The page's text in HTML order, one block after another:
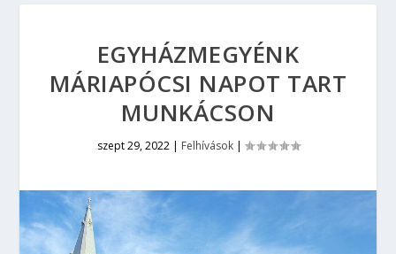
EGYHÁZMEGYÉNK
MÁRIAPÓCSI NAPOT TART
MUNKÁCSON
szept 29, 2022| Felhívások|